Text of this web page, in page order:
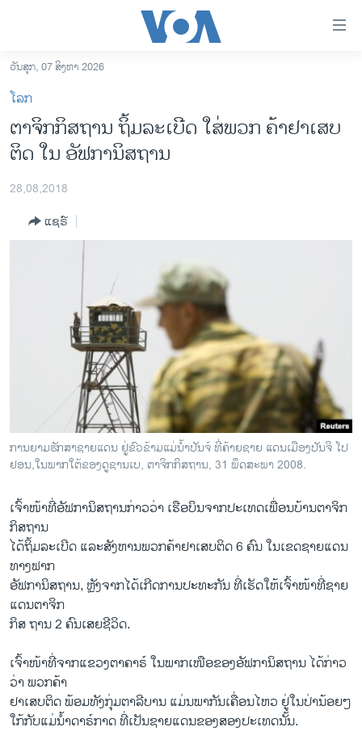
ເຂົ້າ
ຫາ
ຂ້າມ
ຂ້າມ
ຫາ
ລາວ
ອາເມຣິກາ
ຂ່າວ​ຈີນ
ໂລກ
ອິດສະຫຼະພາບດ້ານການຂ່າວ
ຊີວິດຊາວລາວ
ຊຸມຊົນຊາວລາວ
ວິທະຍາສາດ-ເທັກໂນໂລຈີ
ພາສາອັງກິດ
ວີດີໂອ
ລາຍງານ
ຕິດຕາມພວກເຮົາ ທີ່
ພາສາຕ່າງໆ
ວັນສຸກ, 07 ສິງຫາ 2026
ໂລກ
ຕາ​ຈິກ​ກິ​ສຖານ ​ຖິ້ມ​ລະ​ເບີດ ​​ໃສ່ພວກ ​ຄ້າ​ຢາ​ເສບ​
ຕິດ ໃນ ອັຟກາ​ນິສຖານ
28,08,2018
ແຊຣ໌
ການຍາມຮັກສາຊາຍແດນ ຢູ່ຂົວຂ້າມແມ່ນ້ຳປັນຈ໌ ທີ່ຄ້າຍຊາຍ ແດນເມືອງປັນຈິ ໂປ
ຢອນ,ໃນພາກໃຕ້ຂອງດູຊານເບ, ​ຕາ​ຈິກ​ກິ​ສຖານ, 31 ພຶດສະພາ 2008.
​ເຈົ້າ​ໜ້າ​ທີ່​ອັຟກາ​ນິສຖານ​ກ່າວ​ວ່າ ເຮືອບິນຈາກ​ປະ​ເທດ​ເພື່ອນ​ບ້ານ​ຕາ​ຈິກ​
ກິ​ສຖານ ​
ໄດ້ຖິ້ມ​ລະ​ເບີດ ແລະ​ສັງຫານ​ພວກ​ຄ້າ​ຢາ​ເສບ​ຕິດ 6 ຄົນ ​ໃນ​ເຂດຊາຍແດນ​
ທາງຟາກ
ອັຟກາ​ນິສຖານ, ຫຼັງ​ຈາກ​ໄດ້ເກີດການປະທະກັນ ທີ່ເຮັດໃຫ້​ເຈົ້າ​ໜ້າ​ທີ່​ຊາຍ​
ແດນ​ຕາ​ຈິກ
ກິ​ສ ຖານ ​2 ຄົນເສຍຊີວິດ.
ເຈົ້າ​ໜ້າ​ທີ່​ຈາກ​ແຂວງ​ຕາ​ຄາຣ໌ ​ໃນ​ພາກ​ເໜືອ​ຂອງ​ອັຟກາ​ນິສຖານ​ ​ໄດ້​ກ່າວ​
ວ່າ ພວກ​ຄ້າ
​ຢາ​ເສບ​ຕິດ ພ້ອມ​ທັງ​ກຸ່ມ​ຕາ​ລີ​ບານ ​ແມ່ນ​ພາກັນ​ເຄື່ອນ​ໄຫວ ​ຢູ່ໃນ​ປ່ານ້ອຍໆ
ໃກ້ກັບແມ່​ນ້ຳດາຣ໌ກາດ ທີ່​ເປັນ​ຊາຍ​ແດນ​ຂອງ​ສອງ​ປະ​ເທດນັ້ນ.